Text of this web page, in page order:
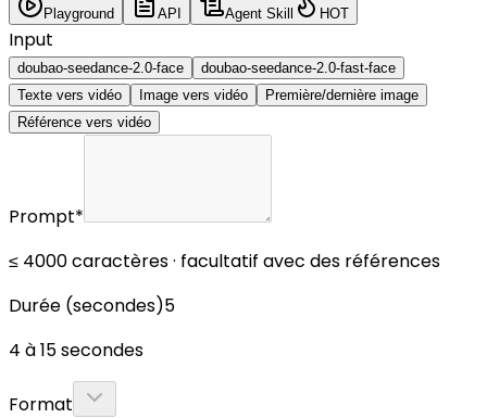
Playground API Agent Skill HOT
Input
doubao-seedance-2.0-face
doubao-seedance-2.0-fast-face
Texte vers vidéo
Image vers vidéo
Première/dernière image
Référence vers vidéo
Prompt*
≤ 4000 caractères · facultatif avec des références
Durée (secondes)5
4 à 15 secondes
Format